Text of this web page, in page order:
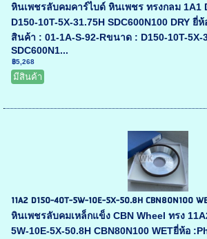
หินเพชรลับคมคาร์ไบด์ หินเพชร ทรงกลม 1A1
D150-10T-5X-31.75H SDC600N100 DRY ยี่
สินค้า : 01-1A-S-92-Rขนาด : D150-10T-5X-
SDC600N1...
฿5,268
มีสินค้า
11A2 D150-40T-5W-10E-5X-50.8H CBN80N100
หินเพชรลับคมเหล็กแข็ง CBN Wheel ทรง
5W-10E-5X-50.8H CBN80N100 WETยี่ห้อ